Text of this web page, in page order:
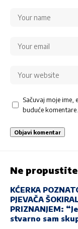
Sačuvaj moje
buduće komentare.
Ne propustite
KĆERKA
PJEVAČA
PRIZNANJEM:
stvarno sam